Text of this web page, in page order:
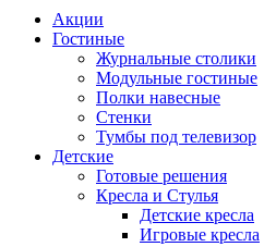
Акции
Гостиные
Журнальные столики
Модульные гостиные
Полки навесные
Стенки
Тумбы под телевизор
Детские
Готовые решения
Кресла и Стулья
Детские кресла
Игровые кресла